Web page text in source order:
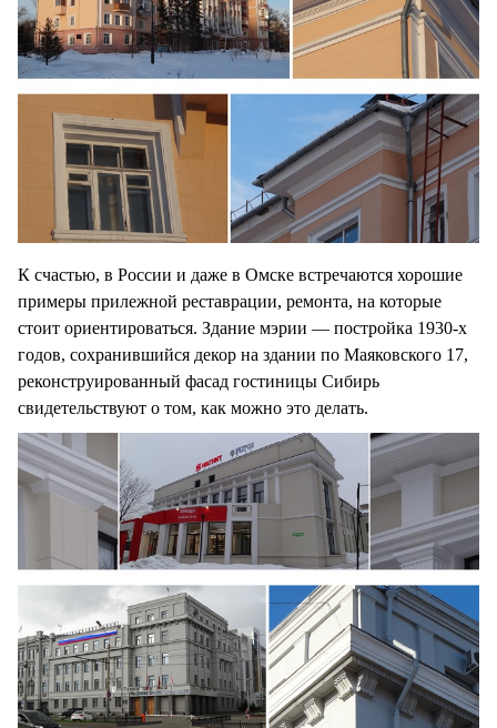
К счастью, в России и даже в Омске встречаются хорошие
примеры прилежной реставрации, ремонта, на которые
стоит ориентироваться. Здание мэрии — постройка 1930-х
годов, сохранившийся декор на здании по Маяковского 17,
реконструированный фасад гостиницы Сибирь
свидетельствуют о том, как можно это делать.